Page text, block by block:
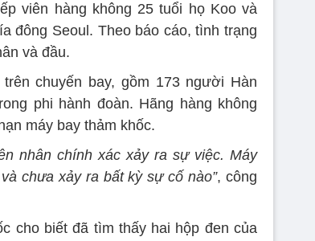
viên hàng không 25 tuổi họ Koo và
đông Seoul. Theo báo cáo, tình trạng
và đầu.
chuyến bay, gồm 173 người Hàn
phi hành đoàn. Hãng hàng không
máy bay thảm khốc.
nhân chính xác xảy ra sự việc. Máy
chưa xảy ra bất kỳ sự cố nào”, công
cho biết đã tìm thấy hai hộp đen của